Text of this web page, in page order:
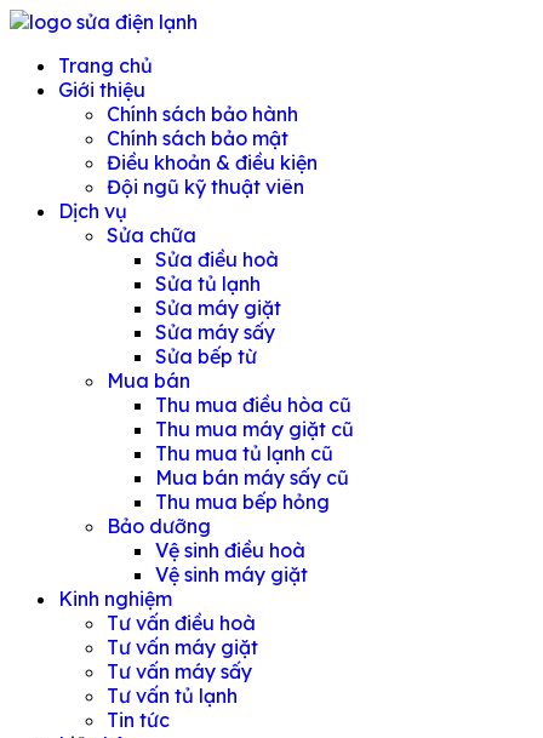
Skip
content
Chuyên sửa máy giặt, tủ lạnh, điều hoà tại Đà Nẵng
Trang chủ
Giới thiệu
Chính sách bảo hành
Chính sách bảo mật
Điều khoản & điều kiện
Đội ngũ kỹ thuật viên
Dịch vụ
Sửa chữa
Sửa điều hoà
Sửa tủ lạnh
Sửa máy giặt
Sửa máy sấy
Sửa bếp từ
Mua bán
Thu mua điều hòa cũ
Thu mua máy giặt cũ
Thu mua tủ lạnh cũ
Mua bán máy sấy cũ
Thu mua bếp hỏng
Bảo dưỡng
Vệ sinh điều hoà
Vệ sinh máy giặt
Kinh nghiệm
Tư vấn điều hoà
Tư vấn máy giặt
Tư vấn máy sấy
Tư vấn tủ lạnh
Tin tức